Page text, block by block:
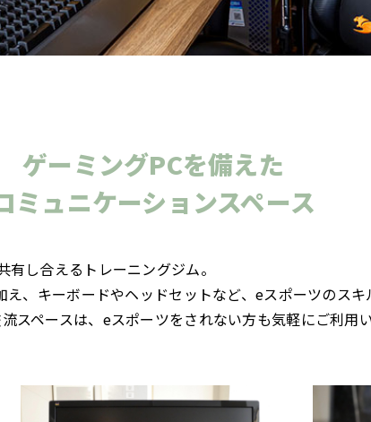
ゲーミングPCを備えた
ミュニケーションスペース
し合えるトレーニングジム。
え、キーボードやヘッドセットなど、eスポーツのスキ
スペースは、eスポーツをされない方も気軽にご利用い